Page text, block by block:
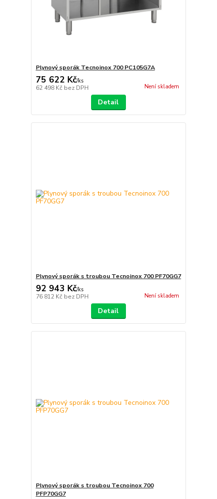
Plynový sporák Tecnoinox 700 PC105G7A
75 622 Kč/ks
62 498 Kč bez DPH Není skladem
Detail
Plynový sporák s troubou Tecnoinox 700 PF70GG7
92 943 Kč/ks
76 812 Kč bez DPH Není skladem
Detail
Plynový sporák s troubou Tecnoinox 700
PFP70GG7